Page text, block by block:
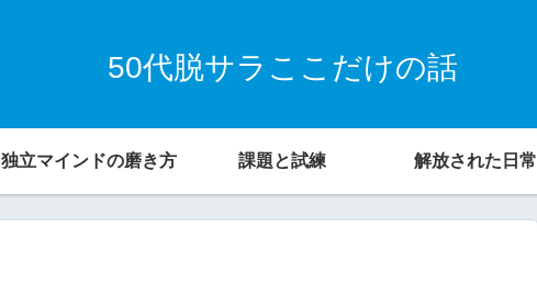
50代脱サラここだけの話
独立マインドの磨き方 課題と試練 解放された日常